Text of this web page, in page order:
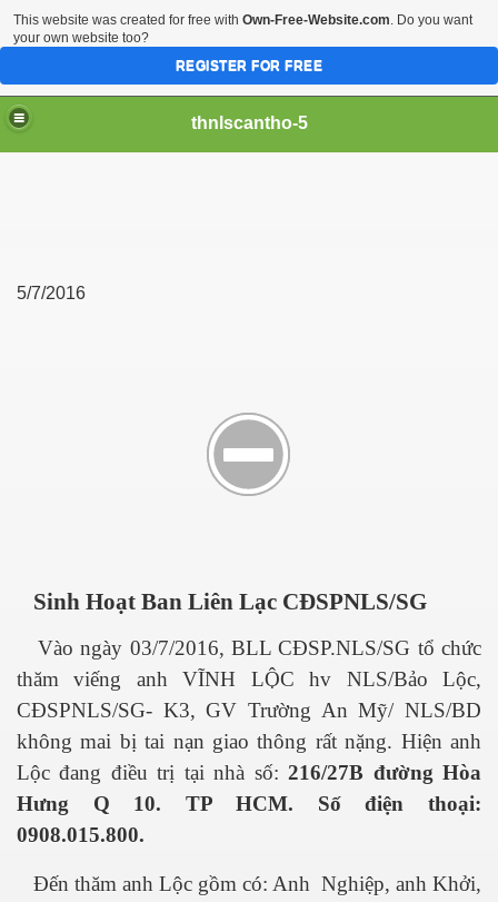
thnlscantho-5
5/7/2016
Sinh Hoạt Ban Liên Lạc CĐSPNLS/SG
Vào ngày 03/7/2016, BLL CĐSP.NLS/SG tổ chức
thăm viếng anh VĨNH LỘC hv NLS/Bảo Lộc,
CĐSPNLS/SG- K3, GV Trường An Mỹ/ NLS/BD
không mai bị tai nạn giao thông rất nặng. Hiện anh
Lộc đang điều trị tại nhà số:216/27B đường Hòa
Hưng Q 10. TP HCM. Số điện thoại:
0908.015.800.
Đến thăm anh Lộc gồm có: Anh Nghiệp, anh Khởi,
Duy Xuân
This website was created for free with Own-Free-Website.com. Do you want
your own website too?
REGISTER FOR FREE